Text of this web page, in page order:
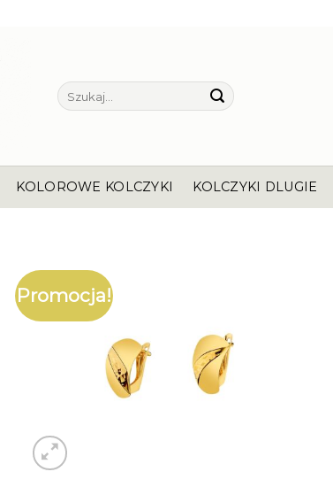
Szukaj:
KOLOROWE KOLCZYKI KOLCZYKI DLUGIE
Promocja!